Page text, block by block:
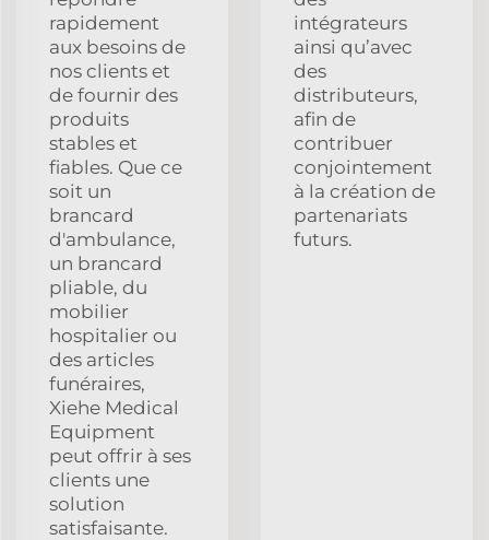
rapidement
aux besoins de
nos clients et
de fournir des
produits
stables et
fiables. Que ce
soit un
brancard
d'ambulance,
un brancard
pliable, du
mobilier
hospitalier ou
des articles
funéraires,
Xiehe Medical
Equipment
peut offrir à ses
clients une
solution
satisfaisante.
intégrateurs
ainsi qu’avec
des
distributeurs,
afin de
contribuer
conjointement
à la création de
partenariats
futurs.